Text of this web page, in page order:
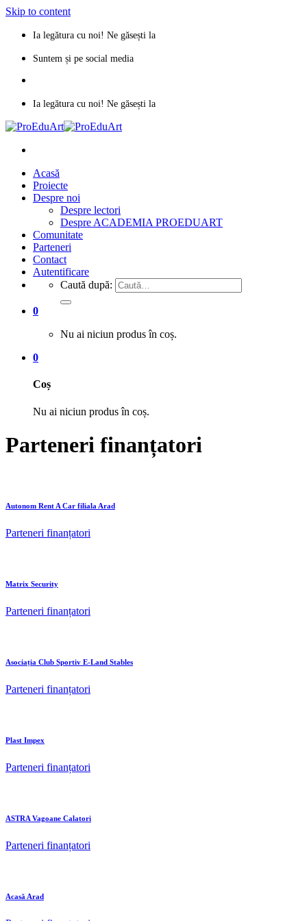
Skip to content
Ia legătura cu noi! Ne găsești la
Suntem și pe social media
Ia legătura cu noi! Ne găsești la
Acasă
Proiecte
Despre noi
Despre lectori
Despre ACADEMIA PROEDUART
Comunitate
Parteneri
Contact
Autentificare
Caută după:
0
Nu ai niciun produs în coș.
0
Coș
Nu ai niciun produs în coș.
Parteneri finanțatori
Autonom Rent A Car filiala Arad
Parteneri finanțatori
Matrix Security
Parteneri finanțatori
Asociația Club Sportiv E-Land Stables
Parteneri finanțatori
Plast Impex
Parteneri finanțatori
ASTRA Vagoane Calatori
Parteneri finanțatori
Acasă Arad